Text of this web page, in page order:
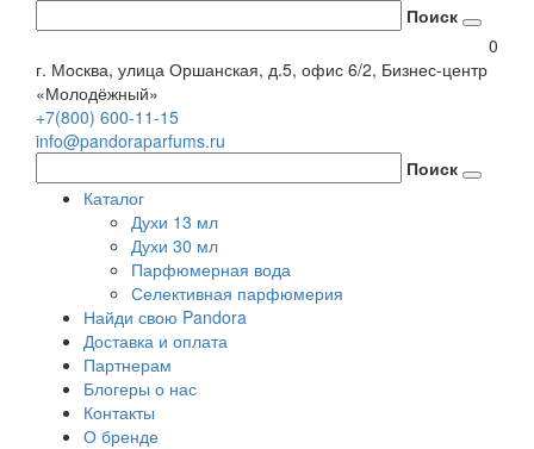
Поиск
0
г. Москва, улица Оршанская, д.5, офис 6/2, Бизнес-центр
«Молодёжный»
+7(800) 600-11-15
info@pandoraparfums.ru
Поиск
Каталог
Духи 13 мл
Духи 30 мл
Парфюмерная вода
Селективная парфюмерия
Найди свою Pandora
Доставка и оплата
Партнерам
Блогеры о нас
Контакты
О бренде